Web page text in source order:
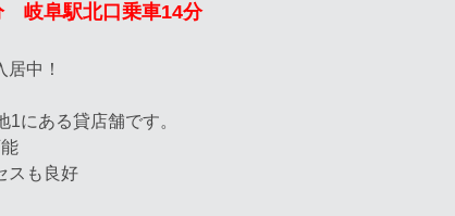
岐阜駅北口乗車14分
中！
にある貸店舗です。
スも良好